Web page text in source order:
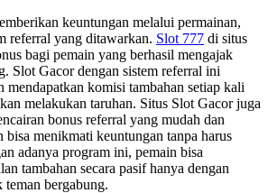
keuntungan melalui permainan,
referral yang ditawarkan. Slot 777 di situs
bagi pemain yang berhasil mengajak
Slot Gacor dengan sistem referral ini
mendapatkan komisi tambahan setiap kali
melakukan taruhan. Situs Slot Gacor juga
bonus referral yang mudah dan
bisa menikmati keuntungan tanpa harus
adanya program ini, pemain bisa
tambahan secara pasif hanya dengan
bergabung.